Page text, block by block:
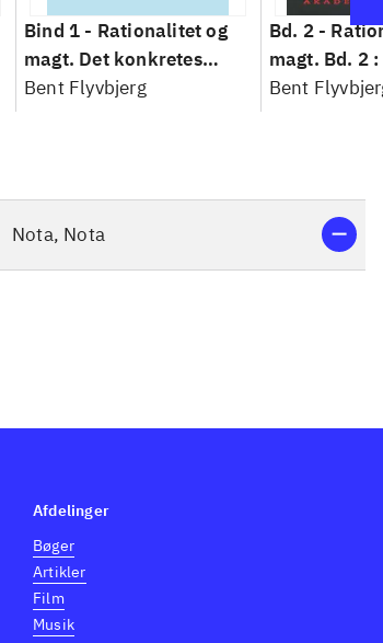
Bind 1 - Rationalitet og
magt. Det konkretes
videnskab. Bind 1
Bent Flyvbjerg
Bd. 2 -
magt. Bd. 2
baseret
Bent
Nota, Nota
Afdelinger
Bøger
Artikler
Film
Musik